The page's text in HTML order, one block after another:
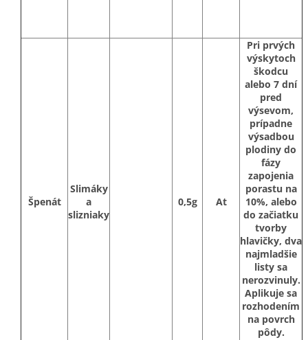
Špenát
Slimáky
a
slizniaky
0,5g At
Pri prvých
výskytoch
škodcu
alebo 7 dní
pred
výsevom,
prípadne
výsadbou
plodiny do
fázy
zapojenia
porastu na
10%, alebo
do začiatku
tvorby
hlavičky, dva
najmladšie
listy sa
nerozvinuly.
Aplikuje sa
rozhodením
na povrch
pôdy.